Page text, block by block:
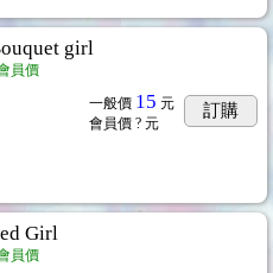
girl
員價
一般價 15 元
會員價 ? 元
訂購
Girl
員價